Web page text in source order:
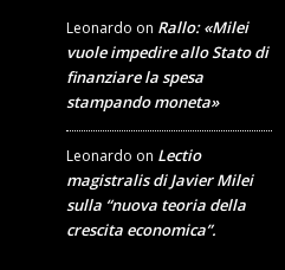
Leonardo on Rallo: «Milei
vuole impedire allo Stato di
finanziare la spesa
stampando moneta»
Leonardo on Lectio
magistralis di Javier Milei
sulla “nuova teoria della
crescita economica”.